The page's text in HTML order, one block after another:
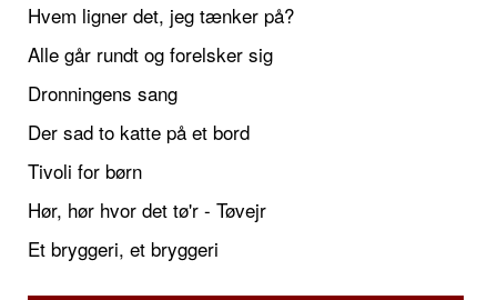
Hvem ligner det, jeg tænker på?
Alle går rundt og forelsker sig
Dronningens sang
Der sad to katte på et bord
Tivoli for børn
Hør, hør hvor det tø'r - Tøvejr
Et bryggeri, et bryggeri